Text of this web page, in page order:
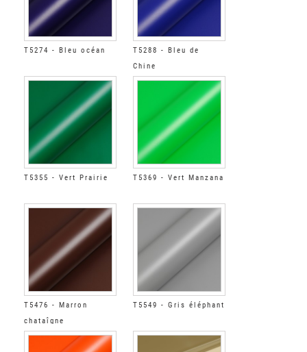
T5274 - Bleu océan
T5288 - Bleu de
Chine
T5355 - Vert Prairie T5369 - Vert Manzana
T5476 - Marron
chataîgne
T5549 - Gris éléphant